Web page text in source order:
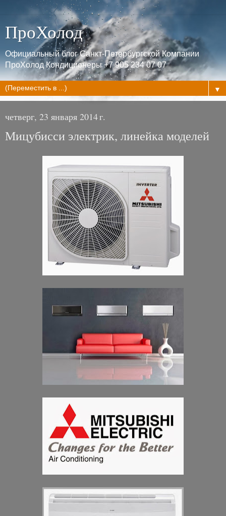
ПроХолод
Официальный блог Санкт-Петербургской Компании
ПроХолод Кондиционеры +7 905 234 07 07
▼
четверг, 23 января 2014 г.
Мицубисси электрик, линейка моделей